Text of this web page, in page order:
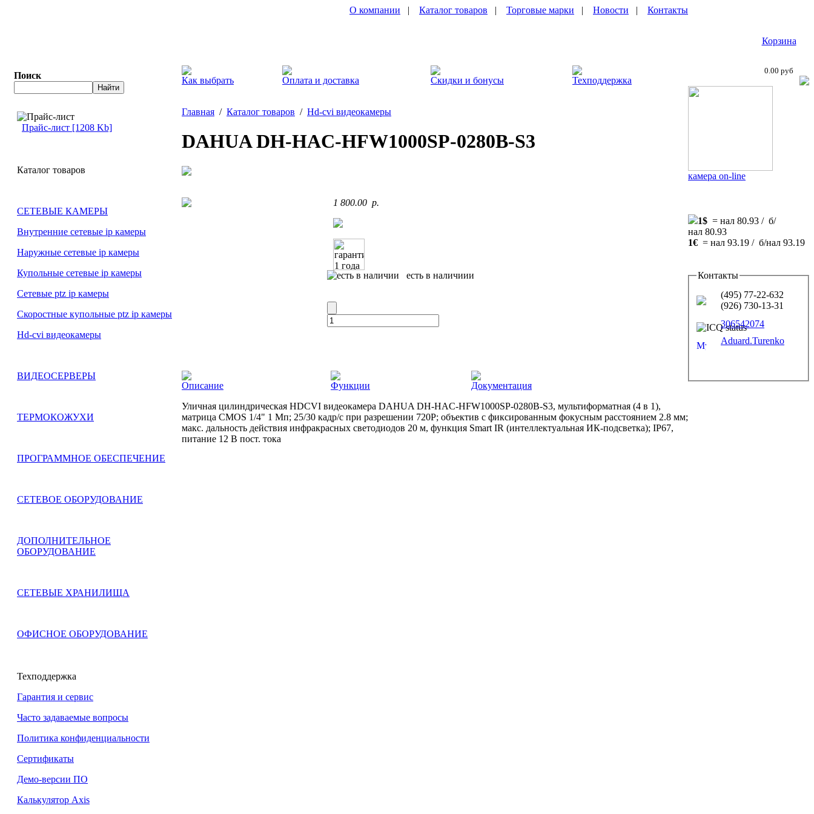
Поиск
О компании | Каталог товаров | Торговые марки | Новости | Контакты
Как выбрать Оплата и доставка Скидки и бонусы Техподдержка
Корзина
0.00 руб
Прайс-лист [1208 Kb]
Каталог товаров
СЕТЕВЫЕ КАМЕРЫ
Внутренние сетевые ip камеры
Наружные сетевые ip камеры
Купольные сетевые ip камеры
Сетевые ptz ip камеры
Скоростные купольные ptz ip камеры
Hd-cvi видеокамеры
ВИДЕОСЕРВЕРЫ
ТЕРМОКОЖУХИ
ПРОГРАММНОЕ ОБЕСПЕЧЕНИЕ
СЕТЕВОЕ ОБОРУДОВАНИЕ
ДОПОЛНИТЕЛЬНОЕ
ОБОРУДОВАНИЕ
СЕТЕВЫЕ ХРАНИЛИЩА
ОФИСНОЕ ОБОРУДОВАНИЕ
Техподдержка
Гарантия и сервис
Часто задаваемые вопросы
Политика конфиденциальности
Сертификаты
Демо-версии ПО
Калькулятор Axis
Главная / Каталог товаров / Hd-cvi видеокамеры
DAHUA DH-HAC-HFW1000SP-0280B-S3
1 800.00 p.
есть в наличиии
Описание Функции
Документация
Уличная цилиндрическая HDCVI видеокамера DAHUA DH-HAC-HFW1000SP-0280B-S3, мультиформатная (4 в 1),
матрица CMOS 1/4" 1 Мп; 25/30 кадр/с при разрешении 720P; объектив с фиксированным фокусным расстоянием 2.8 мм;
макс. дальность действия инфракрасных светодиодов 20 м, функция Smart IR (интеллектуальная ИК-подсветка); IP67,
питание 12 В пост. тока
камера on-line
1$ = нал 80.93 / б/
нал 80.93
1€ = нал 93.19 / б/нал 93.19
Контакты
(495) 77-22-632
(926) 730-13-31
306542074
Aduard.Turenko